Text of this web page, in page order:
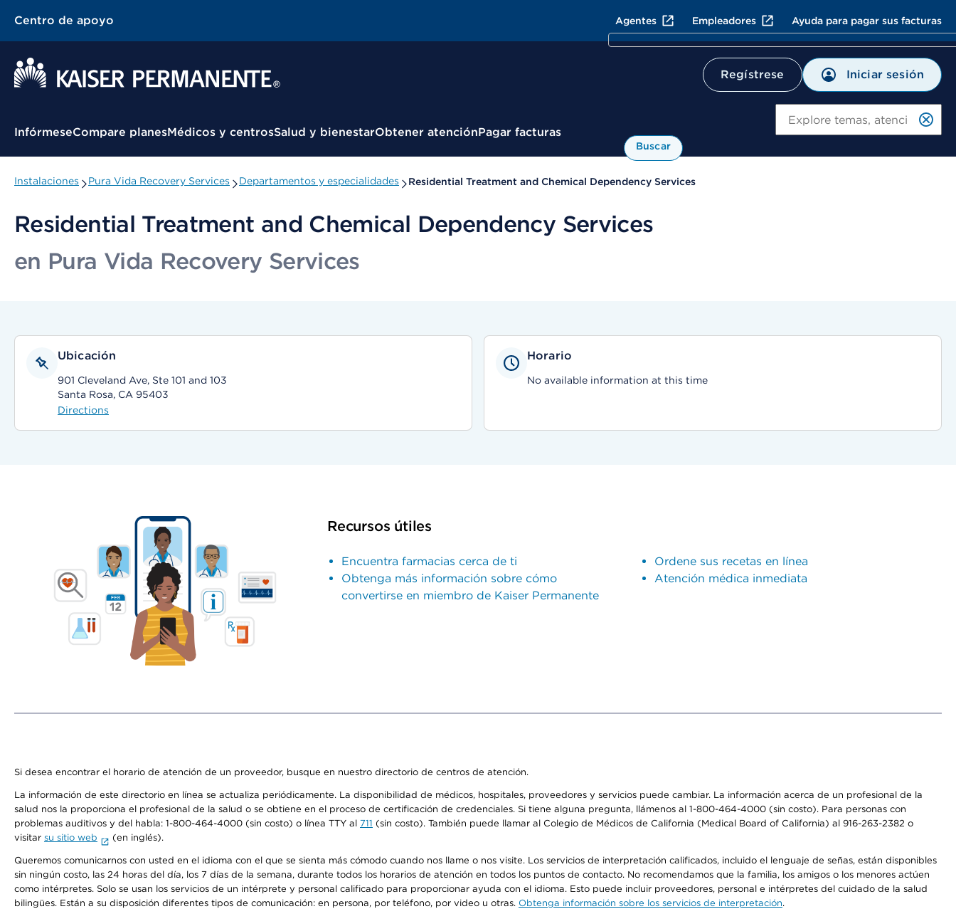
Centro de apoyo Agentes Empleadores Ayuda para pagar sus facturas
Regístrese Iniciar sesión
Menú contextual
InfórmeseCompare planesMédicos y centrosSalud y bienestarObtener atenciónPagar facturas
Buscar
Instalaciones Pura Vida Recovery Services Departamentos y especialidades Residential Treatment and Chemical Dependency Services
Residential Treatment and Chemical Dependency Services
en Pura Vida Recovery Services
Ubicación
901 Cleveland Ave, Ste 101 and 103
Santa Rosa, CA 95403
Directions
Horario
No available information at this time
Recursos útiles
Encuentra farmacias cerca de ti
Obtenga más información sobre cómo
convertirse en miembro de Kaiser Permanente
Ordene sus recetas en línea
Atención médica inmediata
Si desea encontrar el horario de atención de un proveedor, busque en nuestro directorio de centros de atención.
La información de este directorio en línea se actualiza periódicamente. La disponibilidad de médicos, hospitales, proveedores y servicios puede cambiar. La información acerca de un profesional de la
salud nos la proporciona el profesional de la salud o se obtiene en el proceso de certificación de credenciales. Si tiene alguna pregunta, llámenos al 1-800-464-4000 (sin costo). Para personas con
problemas auditivos y del habla: 1-800-464-4000 (sin costo) o línea TTY al 711 (sin costo). También puede llamar al Colegio de Médicos de California (Medical Board of California) al 916-263-2382 o
visitar su sitio web (en inglés).
Queremos comunicarnos con usted en el idioma con el que se sienta más cómodo cuando nos llame o nos visite. Los servicios de interpretación calificados, incluido el lenguaje de señas, están disponibles
sin ningún costo, las 24 horas del día, los 7 días de la semana, durante todos los horarios de atención en todos los puntos de contacto. No recomendamos que la familia, los amigos o los menores actúen
como intérpretes. Solo se usan los servicios de un intérprete y personal calificado para proporcionar ayuda con el idioma. Esto puede incluir proveedores, personal e intérpretes del cuidado de la salud
bilingües. Están a su disposición diferentes tipos de comunicación: en persona, por teléfono, por video u otras. Obtenga información sobre los servicios de interpretación.